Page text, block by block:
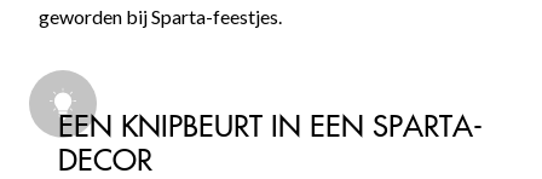
geworden bij Sparta-feestjes.
EEN KNIPBEURT IN EEN SPARTA-
DECOR